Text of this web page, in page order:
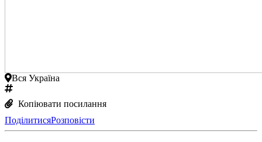
Вся Україна
Копіювати посилання
ПоділитисяРозповісти